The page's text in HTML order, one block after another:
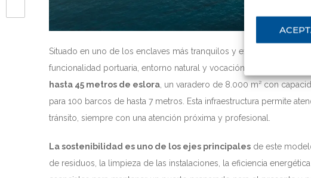
Situado en uno de los enclaves más tranquilos y exclusivos del
funcionalidad portuaria, entorno natural y vocación turística.
hasta 45 metros de eslora , un varadero de 8.000 m² con
para 100 barcos de hasta 7 metros. Esta infraestructura permite
tránsito, siempre con una atención próxima y profesional.
La sostenibilidad es uno de los ejes principales de este
de residuos, la limpieza de las instalaciones, la eficiencia